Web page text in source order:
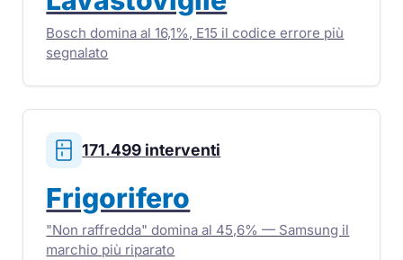
Bosch domina al 16,1%, E15 il codice errore più
segnalato
171.499 interventi
Frigorifero
"Non raffredda" domina al 45,6% — Samsung il
marchio più riparato